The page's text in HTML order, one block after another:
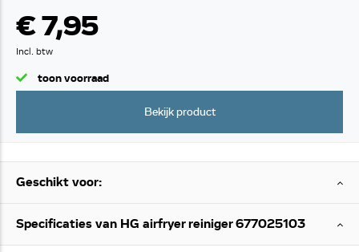
€ 7,95
Incl. btw
toon voorraad
Bekijk product
Geschikt voor:
Specificaties van HG airfryer reiniger 677025103